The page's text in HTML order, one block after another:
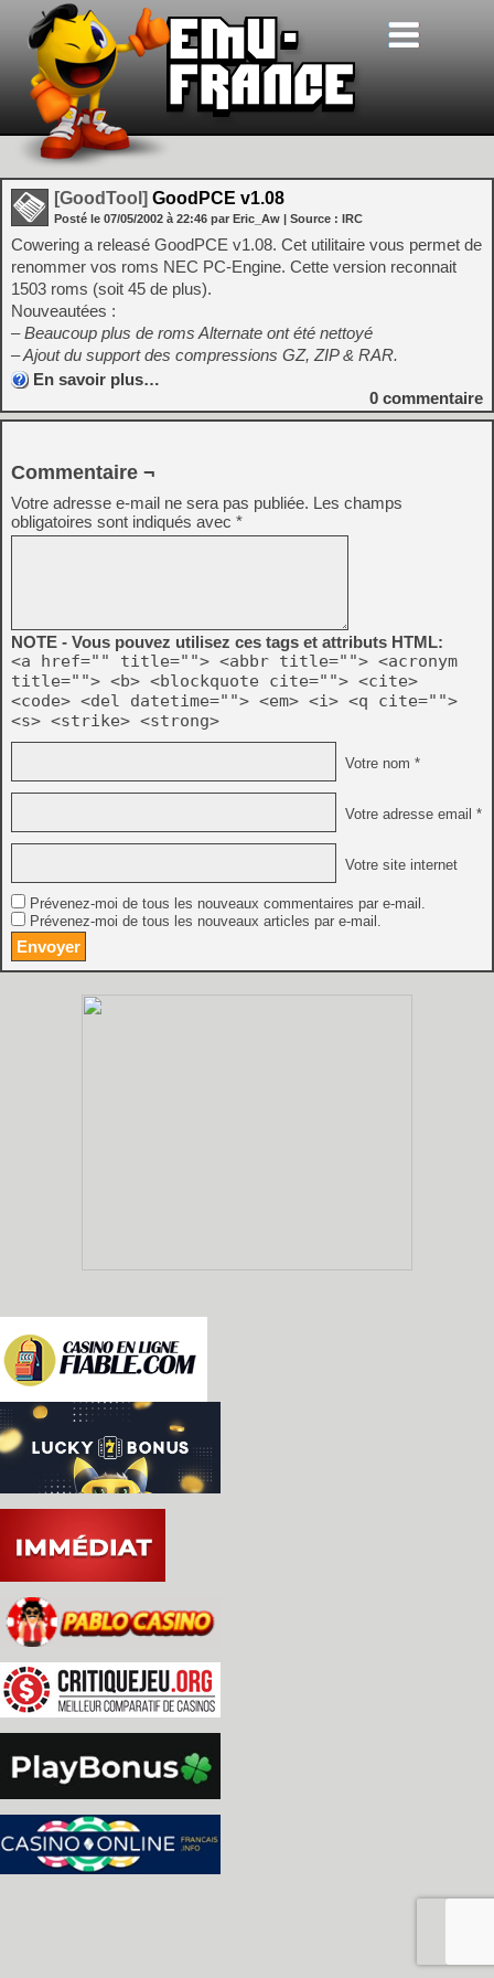
[GoodTool] GoodPCE v1.08
Posté le 07/05/2002 à 22:46 par Eric_Aw | Source : IRC
Cowering a releasé GoodPCE v1.08. Cet utilitaire vous permet de
renommer vos roms NEC PC-Engine. Cette version reconnait
1503 roms (soit 45 de plus).
Nouveautées :
– Beaucoup plus de roms Alternate ont été nettoyé
– Ajout du support des compressions GZ, ZIP & RAR.
En savoir plus…
0 commentaire
Commentaire ¬
Votre adresse e-mail ne sera pas publiée. Les champs
obligatoires sont indiqués avec *
NOTE - Vous pouvez utilisez ces tags et attributs HTML:
<a href="" title=""> <abbr title=""> <acronym
title=""> <b> <blockquote cite=""> <cite>
<code> <del datetime=""> <em> <i> <q cite="">
<s> <strike> <strong>
Votre nom *
Votre adresse email *
Votre site internet
Prévenez-moi de tous les nouveaux commentaires par e-mail.
Prévenez-moi de tous les nouveaux articles par e-mail.